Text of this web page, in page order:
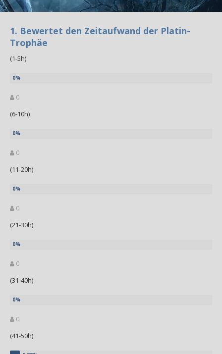
1. Bewertet den Zeitaufwand der Platin-
Trophäe
(1-5h)
0
(6-10h)
0
(11-20h)
0
(21-30h)
0
(31-40h)
0
(41-50h)